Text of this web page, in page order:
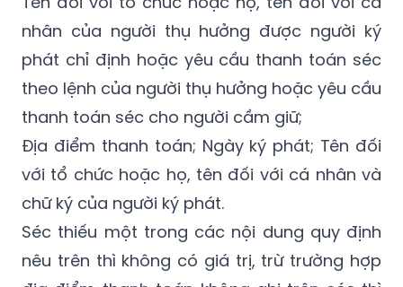
phát chỉ định hoặc yêu cầu thanh toán séc
theo lệnh của người thụ hưởng hoặc yêu cầu
thanh toán séc cho người cầm giữ;
Địa điểm thanh toán; Ngày ký phát; Tên đối
với tổ chức hoặc họ, tên đối với cá nhân và
chữ ký của người ký phát.
Séc thiếu một trong các nội dung quy định
nêu trên thì không có giá trị, trừ trường hợp
địa điểm thanh toán không ghi trên séc thì
séc được thanh toán tại địa điểm kinh